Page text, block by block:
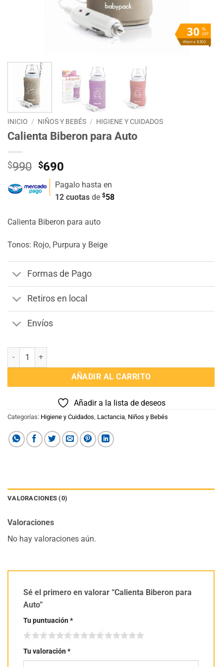
%
OFF
30
Ahorra $300
INICIO / NIÑOS Y BEBÉS / HIGIENE Y CUIDADOS
Calienta Biberon para Auto
$990 El
precio
original
era:
$690
precio
actual
es:
Pagalo hasta en
12 cuotas de $58
Calienta Biberon para auto
Tonos: Rojo, Purpura y Beige
Formas de Pago
Retiros en local
Envíos
Calienta Biberon para Auto cantidad
AÑADIR AL CARRITO
Añadir a la lista de deseos
Categorías: Higiene y Cuidados, Lactancia, Niños y Bebés
VALORACIONES (0)
Valoraciones
No hay valoraciones aún.
Sé el primero en valorar “Calienta Biberon para
Auto”
Tu puntuación*
Tu valoración*